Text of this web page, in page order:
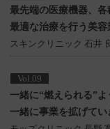
最先端の医療機器、
最適な治療を行う美
スキンクリニック 石井
Vol.09
一緒に“燃えられる”
一緒に事業を拡げてい